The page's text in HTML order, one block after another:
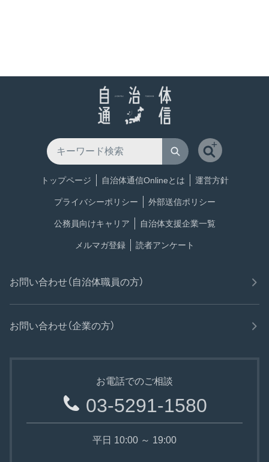
トップページ 自治体通信Onlineとは 運営方針
プライバシーポリシー 外部送信ポリシー
公務員向けキャリア 自治体支援企業一覧
メルマガ登録 読者アンケート
お問い合わせ（自治体職員の方）
お問い合わせ（企業の方）
お電話でのご相談
03-5291-1580
平日 10:00 ～ 19:00